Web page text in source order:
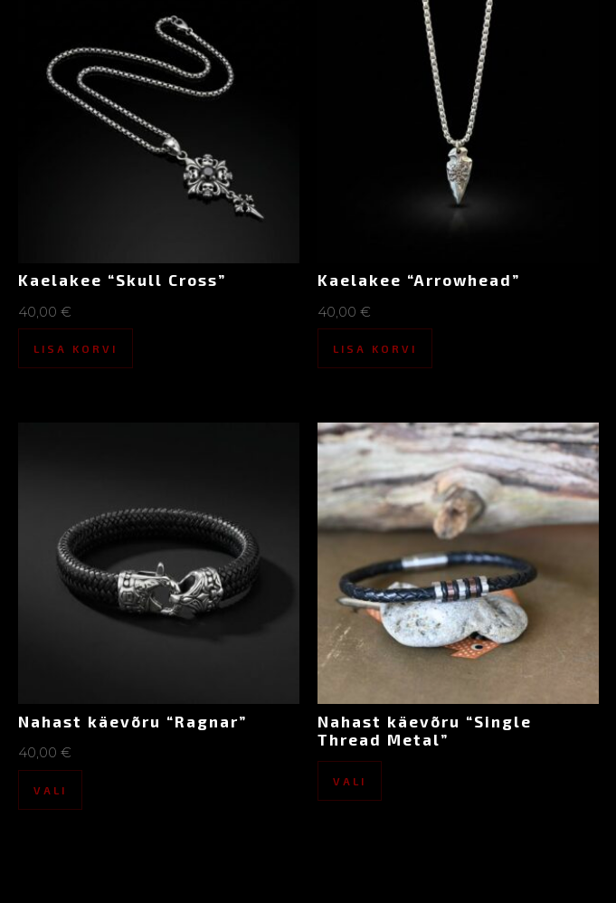
Kaelakee “Skull Cross”
40,00 €
LISA KORVI
Kaelakee “Arrowhead”
40,00 €
LISA KORVI
Nahast käevõru “Ragnar”
40,00 €
VALI
Nahast käevõru “Single
Thread Metal”
VALI